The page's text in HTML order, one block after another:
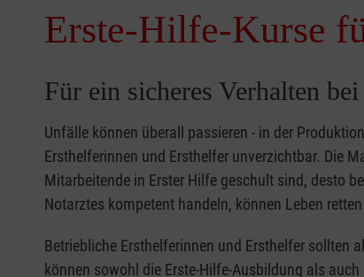
Erste-Hilfe-Kurse
Für ein sicheres Verhalten
Unfälle können überall passieren - in der
Ersthelferinnen und Ersthelfer unverzichtbar. Die
Mitarbeitende in Erster Hilfe geschult sind, desto
Notarztes kompetent handeln, können Leben
Betriebliche Ersthelferinnen und Ersthelfer sollten
können sowohl die Erste-Hilfe-Ausbildung als